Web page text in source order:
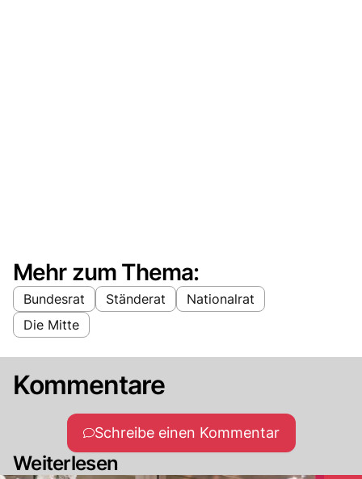
Mehr zum Thema:
Bundesrat Ständerat
Nationalrat
Die Mitte
Kommentare
Schreibe einen Kommentar
Weiterlesen